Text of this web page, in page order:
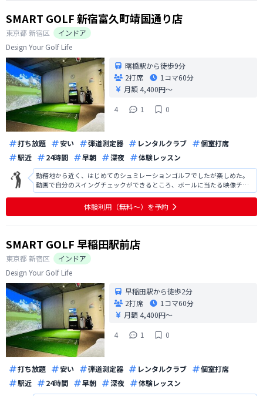
SMART GOLF 新宿富久町靖国通り店
東京都 新宿区
インドア
Design Your Golf Life
曙橋駅から徒歩9分
2打席
1コマ60分
月額 4,400円〜
4
1 0
打ち放題 安い 弾道測定器 レンタルクラブ
個室打席
駅近
24時間 早朝 深夜 体験レッスン
勤務地から近く、はじめてのシュミレーションゴルフでしたが楽しめた。
動画で自分のスイングチェックができるところ、ボールに当たる映像チェ
ックができるところが良かった。 ただ、オンラインの接続が悪く解説がと
ぎれとぎれでした。 説明はわかりやすかったがそこがストレスだった。 ま
た、契約開始までのオペレー
体験利用（無料〜）を予約
SMART GOLF 早稲田駅前店
東京都 新宿区
インドア
Design Your Golf Life
早稲田駅から徒歩2分
2打席
1コマ60分
月額 4,400円〜
4
1 0
打ち放題 安い 弾道測定器 レンタルクラブ
個室打席
駅近
24時間 早朝 深夜 体験レッスン